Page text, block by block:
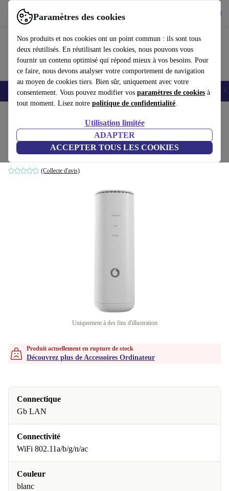
Paramètres des cookies
Nos produits et nos cookies ont un point commun : ils sont tous
deux réutilisés. En réutilisant les cookies, nous pouvons vous
fournir un contenu optimisé qui répond mieux à vos besoins. Pour
ce faire, nous devons analyser votre comportement de navigation
au moyen de cookies tiers. Bien sûr, uniquement avec votre
consentement. Vous pouvez modifier vos paramètres de cookies à
tout moment. Lisez notre politique de confidentialité.
Utilisation limitée
ADAPTER
ACCEPTER TOUS LES COOKIES
Utilisez refurbed rapidement et facilement
Smartphones Laptops Tablettes Montres connectées Accessoires
Vodafone GigaCube
Blanc
(Collecte d'avis)
Uniquement à des fins d'illustration
Produit actuellement en rupture de stock
Découvrez plus de Accessoires Ordinateur
Connectique
Gb LAN
Connectivité
WiFi 802.11a/b/g/n/ac
Couleur
blanc